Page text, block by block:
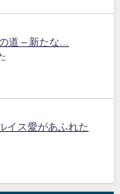
道 – 新たな...
イス愛があふれた